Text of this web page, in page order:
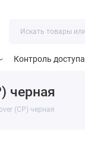
Контроль доступа
черная
(CP) черная